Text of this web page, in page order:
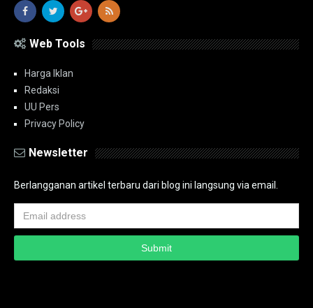
Web Tools
Harga Iklan
Redaksi
UU Pers
Privacy Policy
Newsletter
Berlangganan artikel terbaru dari blog ini langsung via email.